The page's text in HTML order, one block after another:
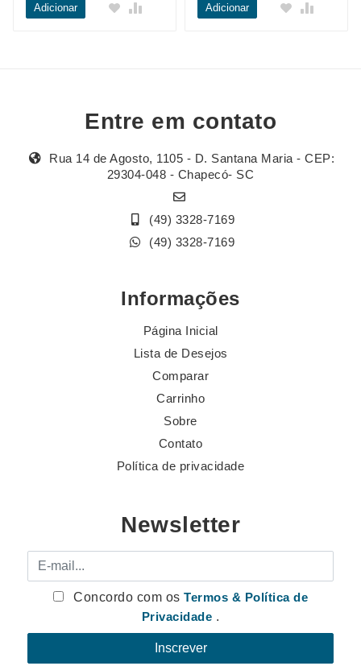
Adicionar Adicionar
Entre em contato
Rua 14 de Agosto, 1105 - D. Santana Maria - CEP:
29304-048 - Chapecó- SC
(49) 3328-7169
(49) 3328-7169
Informações
Página Inicial
Lista de Desejos
Comparar
Carrinho
Sobre
Contato
Política de privacidade
Newsletter
E-mail
Concordo com osTermos & Política de
Privacidade .